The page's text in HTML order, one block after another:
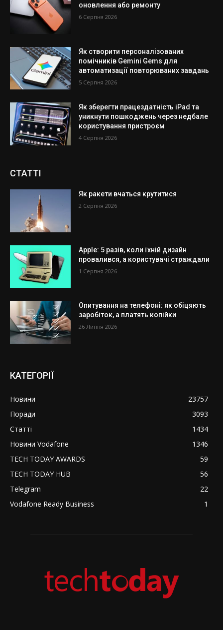
оновлення або ремонту
6 Серпня 2026
Як створити персоналізованих
помічників Gemini Gems для
автоматизації повторюваних завдань
5 Серпня 2026
Як зберегти працездатність iPad та
уникнути пошкоджень через недбале
користування пристроєм
4 Серпня 2026
СТАТТІ
Як ракети вчаться крутитися
2 Серпня 2026
Apple: 5 разів, коли їхній дизайн
провалився, а користувачі страждали
1 Серпня 2026
Опитування на телефоні: як обіцяють
заробіток, а платять копійки
26 Липня 2026
КАТЕГОРІЇ
Новини
23757
Поради
3093
Статті
1434
Новини Vodafone
1346
TECH TODAY AWARDS
59
TECH TODAY HUB
56
Telegram
22
Vodafone Ready Business
1